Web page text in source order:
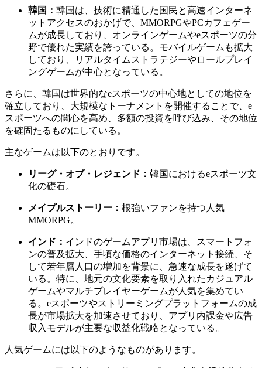
韓国： 韓国は、技術に精通した国民と高速インターネ
ットアクセスのおかげで、MMORPGやPCカフェゲー
ムが成長しており、オンラインゲームやeスポーツの分
野で優れた実績を誇っている。モバイルゲームも拡大
しており、リアルタイムストラテジーやロールプレイ
ングゲームが中心となっている。
さらに、韓国は世界的なeスポーツの中心地としての地位を
確立しており、大規模なトーナメントを開催することで、e
スポーツへの関心を高め、多額の投資を呼び込み、その地位
を確固たるものにしている。
主なゲームは以下のとおりです。
リーグ・オブ・レジェンド： 韓国におけるeスポーツ文
化の礎石。
メイプルストーリー： 根強いファンを持つ人気
MMORPG。
インド： インドのゲームアプリ市場は、スマートフォ
ンの普及拡大、手頃な価格のインターネット接続、そ
して若年層人口の増加を背景に、急速な成長を遂げて
いる。特に、地元の文化要素を取り入れたカジュアル
ゲームやマルチプレイヤーゲームが人気を集めてい
る。eスポーツやストリーミングプラットフォームの成
長が市場拡大を加速させており、アプリ内課金や広告
収入モデルが主要な収益化戦略となっている。
人気ゲームには以下のようなものがあります。